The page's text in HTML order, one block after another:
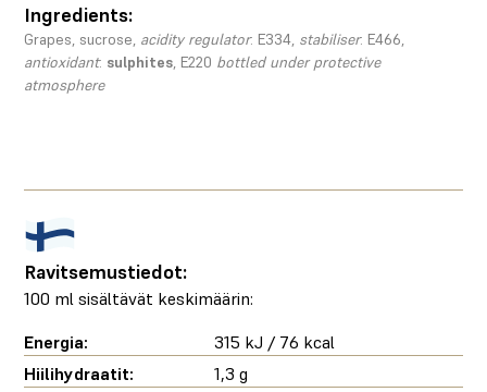
Ingredients:
Grapes, sucrose, acidity regulator: E334, stabiliser: E466,
antioxidant: sulphites, E220 bottled under protective
atmosphere
Ravitsemustiedot:
100 ml sisältävät keskimäärin:
Energia:
315 kJ / 76 kcal
Hiilihydraatit:
1,3 g